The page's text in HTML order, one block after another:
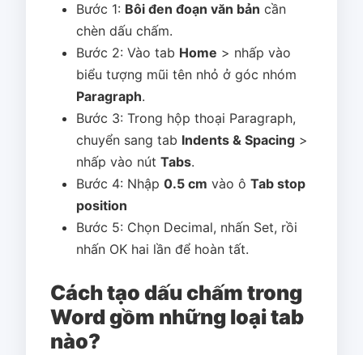
Bước 1: Bôi đen đoạn văn bản cần
chèn dấu chấm.
Bước 2: Vào tab Home > nhấp vào
biểu tượng mũi tên nhỏ ở góc nhóm
Paragraph.
Bước 3: Trong hộp thoại Paragraph,
chuyển sang tab Indents & Spacing >
nhấp vào nút Tabs.
Bước 4: Nhập 0.5 cm vào ô Tab stop
position
Bước 5: Chọn Decimal, nhấn Set, rồi
nhấn OK hai lần để hoàn tất.
Cách tạo dấu chấm trong
Word gồm những loại tab
nào?